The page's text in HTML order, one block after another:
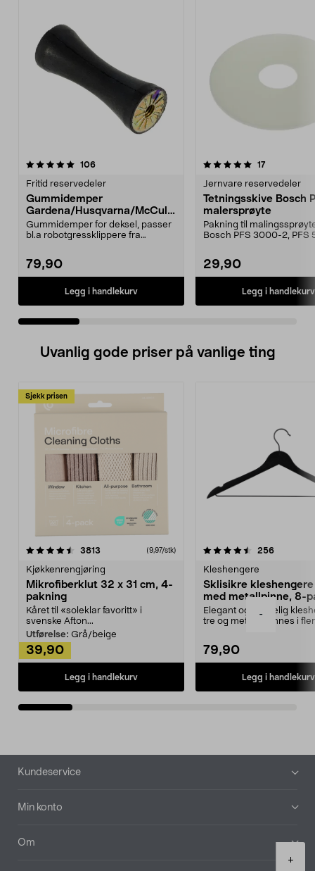
-
+
106anmeldelser
Fritid reservedeler
Gummidemper
Gardena/Husqvarna/McCullo
ch/Flymo
Gummidemper for deksel, passer
bl.a robotgressklippere fra
79,90
Legg i handlekurv
5.0 av 5 stjerner 17anmeldelser
Jernvare reservedeler
Tetningsskive Bosch
malersprøyte
Pakning til
Bosch PFS 3000-2, PFS
29,90
Legg i handlekurv
4.5 av 5 stjerner
Uvanlig gode priser på vanlige ting
Sjekk prisen
3813 anmeldelser(9,97/stk)
Kjøkkenrengjøring
Mikrofiberklut 32 x 31 cm, 4-
pakning
Kåret til «soleklar favoritt» i
svenske Afton...
Utførelse: Grå/beige
39,90
Legg i handlekurv
4.5av 5 stjerner 256
Kleshengere
Sklisikre
med metallpinne, 8-
Elegant og skikkelig
tre og metall – finnes i
79,90
Legg i handlekurv
4.5av 5 stjerner
Bunntekst
Kundeservice
Min konto
Om